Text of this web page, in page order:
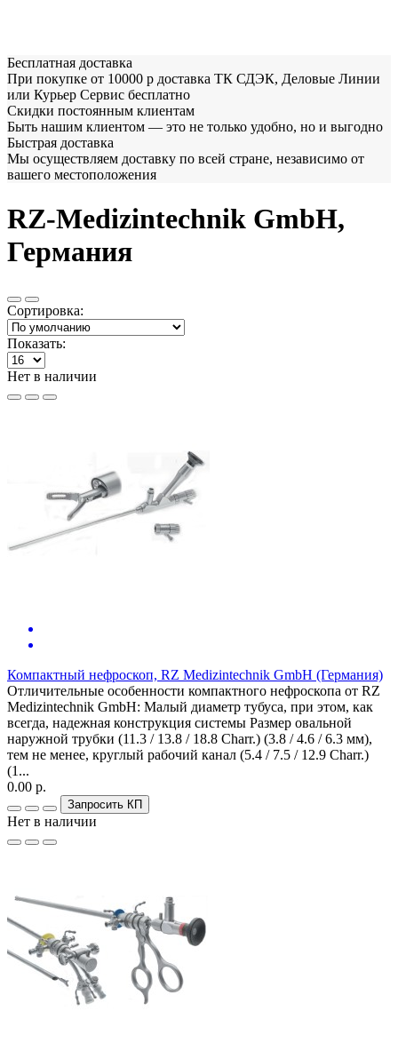
Бесплатная доставка
При покупке от 10000 р доставка ТК СДЭК, Деловые Линии
или Курьер Сервис бесплатно
Скидки постоянным клиентам
Быть нашим клиентом — это не только удобно, но и выгодно
Быстрая доставка
Мы осуществляем доставку по всей стране, независимо от
вашего местоположения
RZ-Medizintechnik GmbH,
Германия
Сортировка:
Показать:
Нет в наличии
Компактный нефроскоп, RZ Medizintechnik GmbH (Германия)
Отличительные особенности компактного нефроскопа от RZ
Medizintechnik GmbH: Малый диаметр тубуса, при этом, как
всегда, надежная конструкция системы Размер овальной
наружной трубки (11.3 / 13.8 / 18.8 Charr.) (3.8 / 4.6 / 6.3 мм),
тем не менее, круглый рабочий канал (5.4 / 7.5 / 12.9 Charr.)
(1...
0.00 р.
Запросить КП
Нет в наличии